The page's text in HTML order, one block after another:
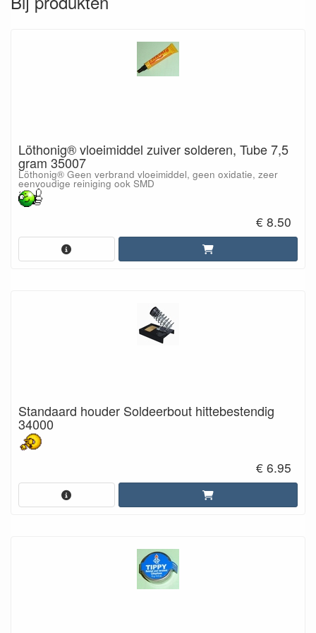
Löthonig® vloeimiddel zuiver solderen, Tube 7,5
gram 35007
Löthonig® Geen verbrand vloeimiddel, geen oxidatie, zeer
eenvoudige reiniging ook SMD
€ 8.50
Standaard houder Soldeerbout hittebestendig
34000
€ 6.95